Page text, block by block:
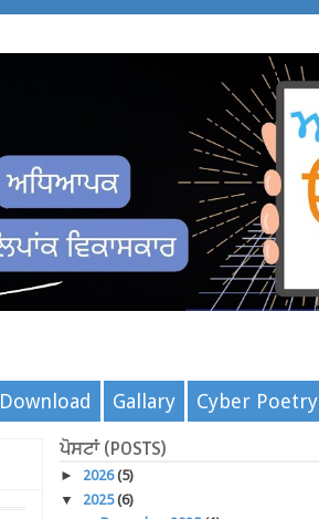
Download Gallary Cyber Poetry
ਪੋਸਟਾਂ (POSTS)
► 2026(5)
▼ 2025(6)